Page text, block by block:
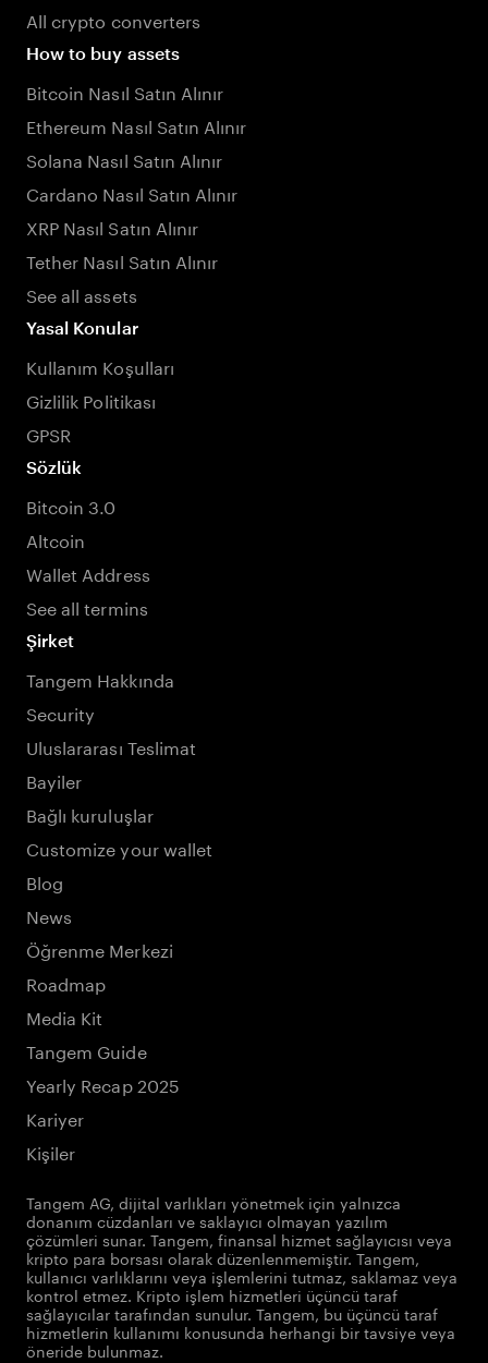
All crypto converters
How to buy assets
Bitcoin Nasıl Satın Alınır
Ethereum Nasıl Satın Alınır
Solana Nasıl Satın Alınır
Cardano Nasıl Satın Alınır
XRP Nasıl Satın Alınır
Tether Nasıl Satın Alınır
See all assets
Yasal Konular
Kullanım Koşulları
Gizlilik Politikası
GPSR
Sözlük
Bitcoin 3.0
Altcoin
Wallet Address
See all termins
Şirket
Tangem Hakkında
Security
Uluslararası Teslimat
Bayiler
Bağlı kuruluşlar
Customize your wallet
Blog
News
Öğrenme Merkezi
Roadmap
Media Kit
Tangem Guide
Yearly Recap 2025
Kariyer
Kişiler
Tangem AG, dijital varlıkları yönetmek için yalnızca
donanım cüzdanları ve saklayıcı olmayan yazılım
çözümleri sunar. Tangem, finansal hizmet sağlayıcısı veya
kripto para borsası olarak düzenlenmemiştir. Tangem,
kullanıcı varlıklarını veya işlemlerini tutmaz, saklamaz veya
kontrol etmez. Kripto işlem hizmetleri üçüncü taraf
sağlayıcılar tarafından sunulur. Tangem, bu üçüncü taraf
hizmetlerin kullanımı konusunda herhangi bir tavsiye veya
öneride bulunmaz.